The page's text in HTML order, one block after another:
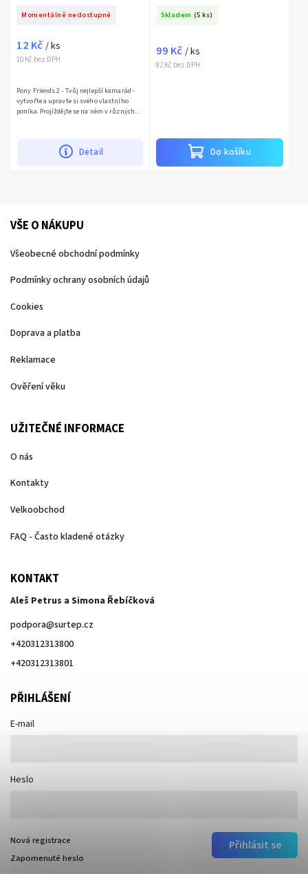
Momentálně nedostupné
10 Kč bez DPH
12 Kč / ks
Detail
Pony Friends 2 - Tvůj nejlepší kamarád -
vytvořte a upravte si svého vlastního
poníka. Projíždějte se na něm v různých
Skladem (5 ks)
82 Kč bez DPH
99 Kč / ks
Do košíku
VŠE O NÁKUPU
Všeobecné obchodní podmínky
Podmínky ochrany osobních údajů
Cookies
Doprava a platba
Reklamace
Ověření věku
UŽITEČNÉ INFORMACE
O nás
Kontakty
Velkoobchod
FAQ - Často kladené otázky
KONTAKT
Aleš Petrus a Simona Řebíčková
podpora@surtep.cz
+420312313800
+420312313801
PŘIHLÁŠENÍ
E-mail
Heslo
Přihlásit se
Nová registrace
Zapomenuté heslo